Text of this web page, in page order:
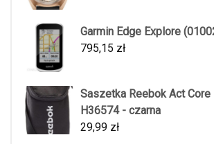
Garmin Edge Explore
795,15 zł
Saszetka Reebok Act Core
H36574 - czarna
29,99 zł